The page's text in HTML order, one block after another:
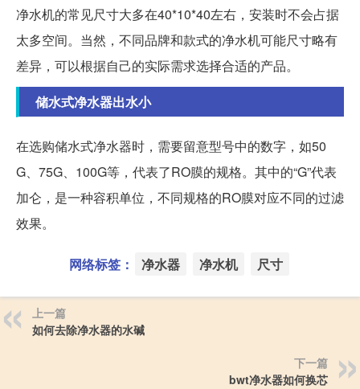
净水机的常见尺寸大多在40*10*40左右，安装时不会占据
太多空间。当然，不同品牌和款式的净水机可能尺寸略有
差异，可以根据自己的实际需求选择合适的产品。
储水式净水器出水小
在选购储水式净水器时，需要留意型号中的数字，如50
G、75G、100G等，代表了RO膜的规格。其中的“G”代表
加仑，是一种容积单位，不同规格的RO膜对应不同的过滤
效果。
网络标签： 净水器 净水机 尺寸
上一篇
如何去除净水器的水碱
下一篇
bwt净水器如何换芯